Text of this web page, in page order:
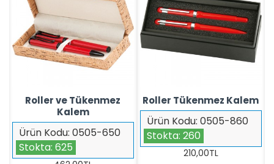
Ürün Kodu: 0505-650
Stokta: 625
Roller ve Tükenmez
Kalem
Ürün Kodu: 0505-860
Stokta: 260
Roller Tükenmez Kalem
210,00TL